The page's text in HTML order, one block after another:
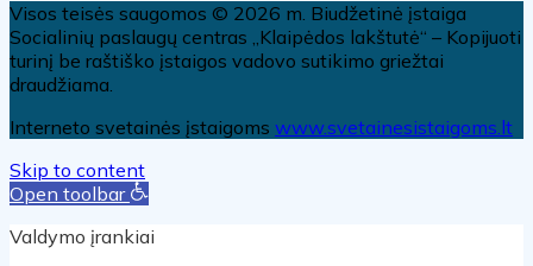
Visos teisės saugomos © 2026 m. Biudžetinė įstaiga
Socialinių paslaugų centras „Klaipėdos lakštutė“ – Kopijuoti
turinį be raštiško įstaigos vadovo sutikimo griežtai
draudžiama.
Interneto svetainės įstaigoms www.svetainesistaigoms.lt
Skip to content
Open toolbar
Valdymo įrankiai